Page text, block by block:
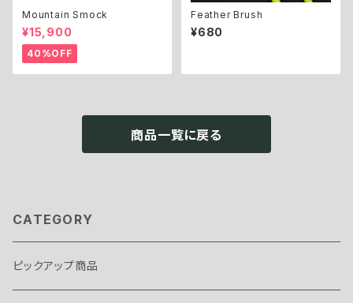
Mountain Smock
¥15,900
40%OFF
Feather Brush
¥680
商品一覧に戻る
CATEGORY
ピックアップ商品